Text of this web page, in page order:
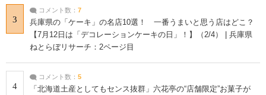
3
コメント数： 7
兵庫県の「ケーキ」の名店10選！ 一番うまいと思う店はどこ？
【7月12日は「デコレーションケーキの日」！】（2/4） | 兵庫県
ねとらぼリサーチ：2ページ目
4
コメント数： 5
「北海道土産としてもセンス抜群」六花亭の“店舗限定”お菓子が